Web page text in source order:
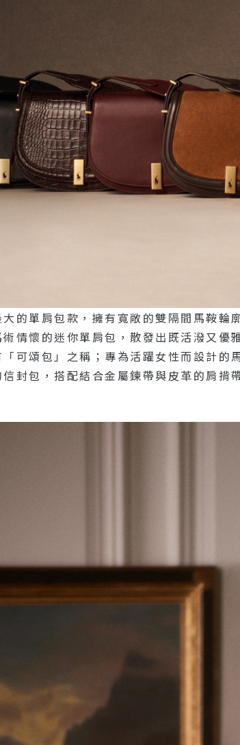
的單肩包款，擁有寬敞的雙隔間馬鞍
情懷的迷你單肩包，散發出既活潑又
可頌包」之稱；專為活躍女性而設計
封包，搭配結合金屬鍊帶與皮革的肩